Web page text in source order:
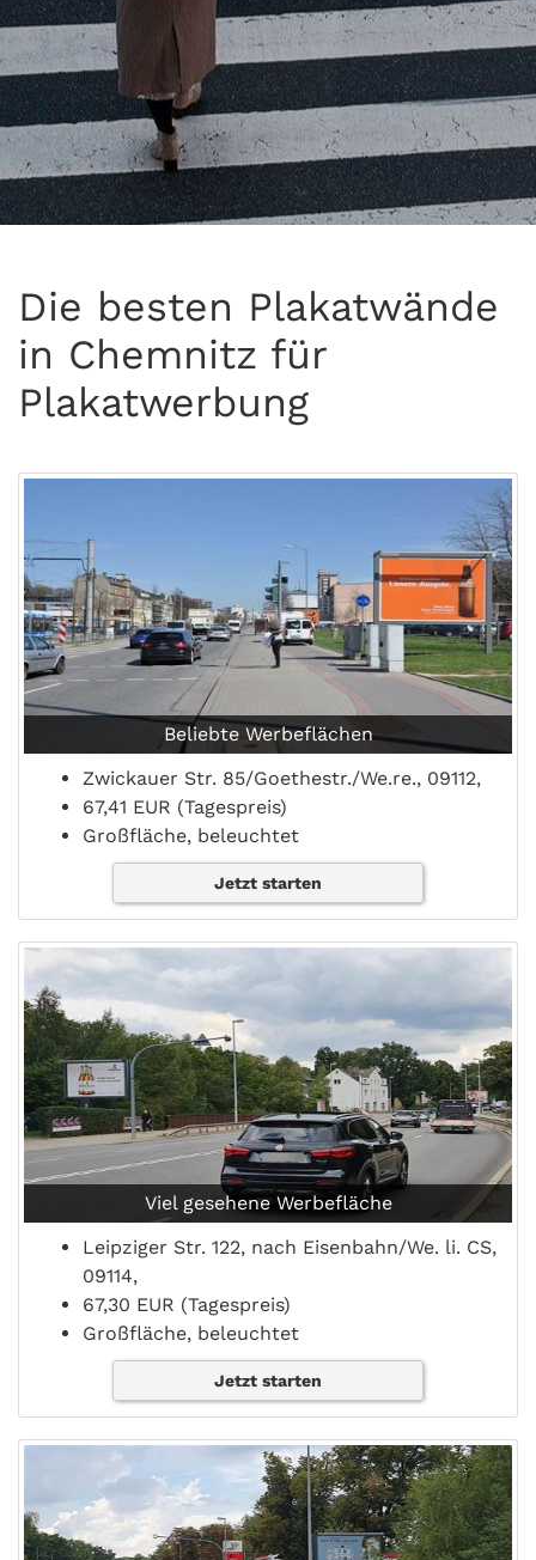
Die besten Plakatwände
in Chemnitz für
Plakatwerbung
Beliebte Werbeflächen
Zwickauer Str. 85/Goethestr./We.re., 09112,
67,41 EUR (Tagespreis)
Großfläche, beleuchtet
Jetzt starten
Viel gesehene Werbefläche
Leipziger Str. 122, nach Eisenbahn/We. li. CS,
09114,
67,30 EUR (Tagespreis)
Großfläche, beleuchtet
Jetzt starten